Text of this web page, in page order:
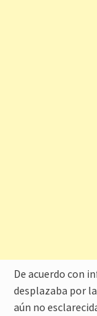
De acuerdo con
desplazaba por
aún no